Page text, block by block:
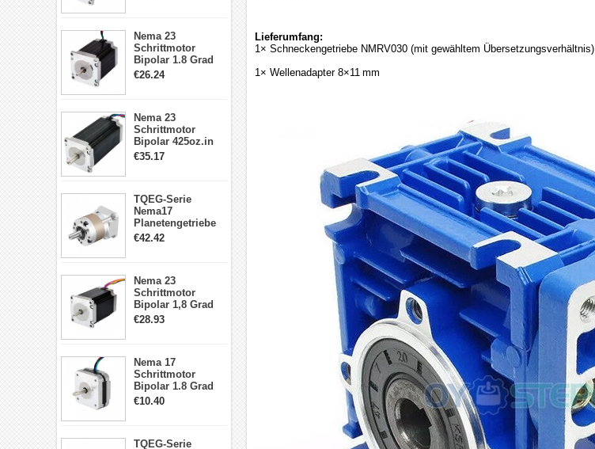
Nema 23
Schrittmotor
Bipolar 1.8 Grad
1.9Nm 3A 3.36V 4
€26.24
Nema 23
Schrittmotor
Bipolar 425oz.in
4.2A 57x57x114mm
€35.17
TQEG-Serie
Nema17
Planetengetriebe
5:1 Spiel 15Arc-
€42.42
Nema 23
Schrittmotor
Bipolar 1,8 Grad
2,83Nm 4 A 2,26V
€28.93
Nema 17
Schrittmotor
Bipolar 1.8 Grad
8.7Ncm 1A 3.5V 4
€10.40
TQEG-Serie
Lieferumfang:
1× Schneckengetriebe NMRV030 (mit gewähltem Übersetzungsverhältnis)
1× Wellenadapter 8×11 mm